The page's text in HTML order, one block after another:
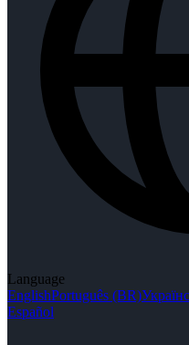
Language
EnglishPortuguês (BR)
Español